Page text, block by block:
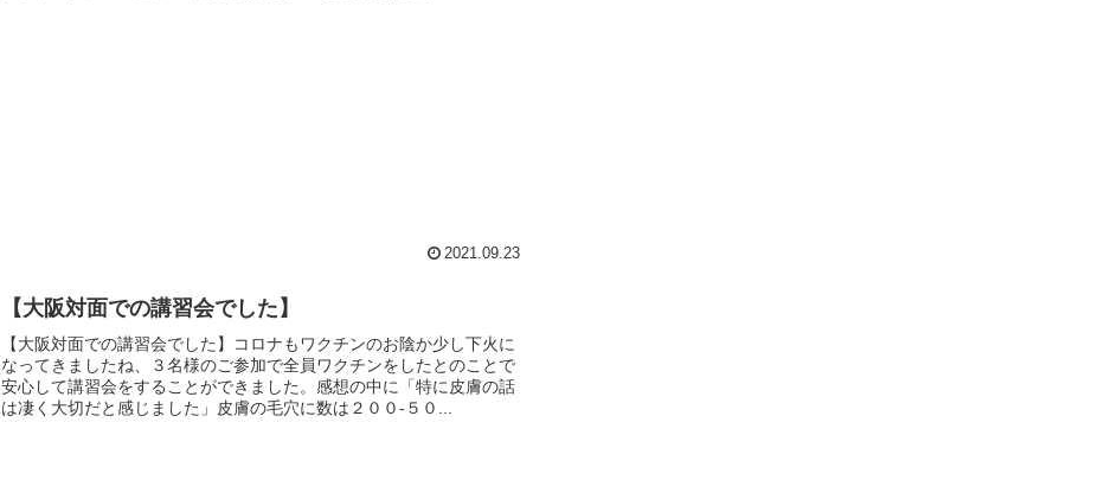
2021.09.23
【大阪対面での講習会でした】
【大阪対面での講習会でした】コロナもワクチンのお陰か少し下火に
なってきましたね、３名様のご参加で全員ワクチンをしたとのことで
安心して講習会をすることができました。感想の中に「特に皮膚の話
は凄く大切だと感じました」皮膚の毛穴に数は２００-５０...